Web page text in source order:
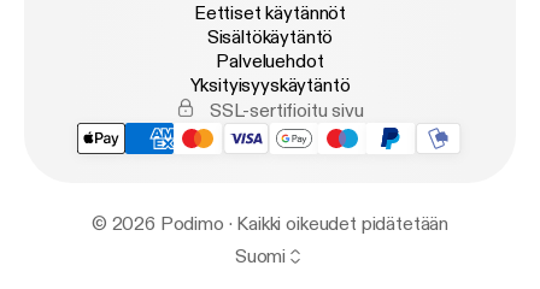
Eettiset käytännöt
Sisältökäytäntö
Palveluehdot
Yksityisyyskäytäntö
SSL-sertifioitu sivu
© 2026 Podimo · Kaikki oikeudet pidätetään
Suomi